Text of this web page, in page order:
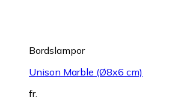
Bordslampor
Unison Marble (Ø8x6 cm)
fr.